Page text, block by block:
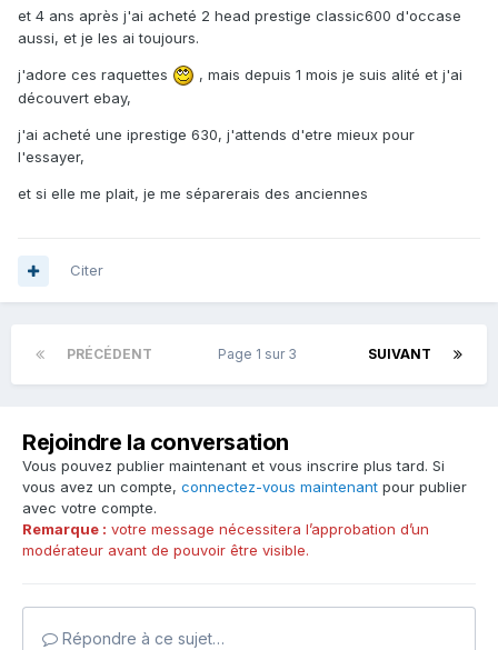
et 4 ans après j'ai acheté 2 head prestige classic600 d'occase
aussi, et je les ai toujours.
j'adore ces raquettes
, mais depuis 1 mois je suis alité et j'ai
découvert ebay,
j'ai acheté une iprestige 630, j'attends d'etre mieux pour
l'essayer,
et si elle me plait, je me séparerais des anciennes
Citer
PRÉCÉDENT SUIVANT
Page 1 sur 3
Rejoindre la conversation
Vous pouvez publier maintenant et vous inscrire plus tard. Si
vous avez un compte, connectez-vous maintenant pour publier
avec votre compte.
Remarque : votre message nécessitera l’approbation d’un
modérateur avant de pouvoir être visible.
Répondre à ce sujet…